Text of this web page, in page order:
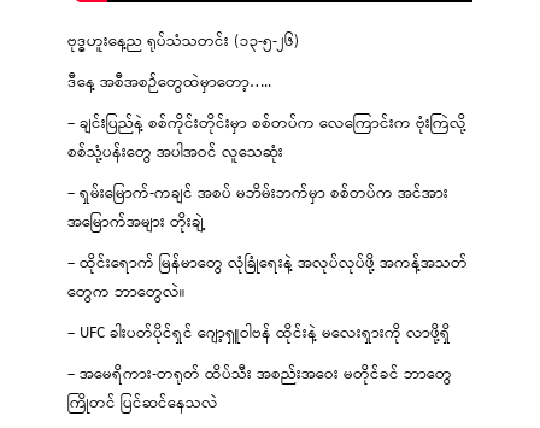
ဗုဒ္ဓဟူးနေ့ည ရုပ်သံသတင်း (၁၃-၅-၂၆)
ဒီနေ့ အစီအစဉ်တွေထဲမှာတော့…..
– ချင်းပြည်နဲ့ စစ်ကိုင်းတိုင်းမှာ စစ်တပ်က လေကြောင်းက ဗုံးကြဲလို့
စစ်သုံ့ပန်းတွေ အပါအဝင် လူသေဆုံး
– ရှမ်းမြောက်-ကချင် အစပ် မဘိမ်းဘက်မှာ စစ်တပ်က အင်အား
အမြောက်အများ တိုးချဲ့
– ထိုင်းရောက် မြန်မာတွေ လုံခြုံရေးနဲ့ အလုပ်လုပ်ဖို့ အကန့်အသတ်
တွေက ဘာတွေလဲ။
– UFC ခါးပတ်ပိုင်ရှင် ဂျော့ရှူဝါဗန် ထိုင်းနဲ့ မလေးရှားကို လာဖို့ရှိ
– အမေရိကား-တရုတ် ထိပ်သီး အစည်းအဝေး မတိုင်ခင် ဘာတွေ
ကြိုတင် ပြင်ဆင်နေသလဲ